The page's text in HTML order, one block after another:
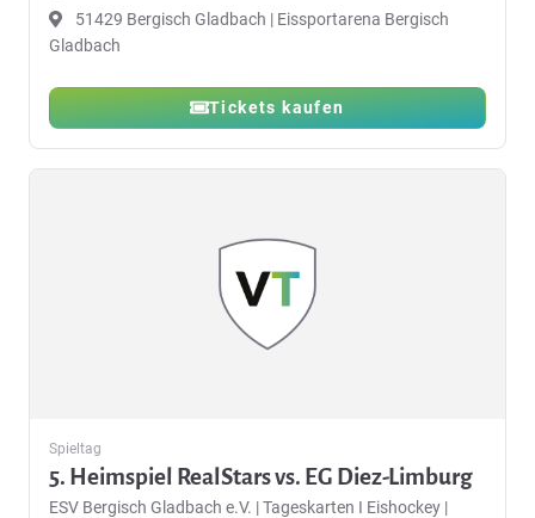
51429 Bergisch Gladbach | Eissportarena Bergisch
Gladbach
Tickets kaufen
Spieltag
5. Heimspiel RealStars vs. EG Diez-Limburg
ESV Bergisch Gladbach e.V. |Tageskarten I Eishockey |